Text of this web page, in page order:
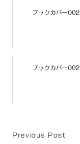
ブックカバー
ブックカバー
Previous Post